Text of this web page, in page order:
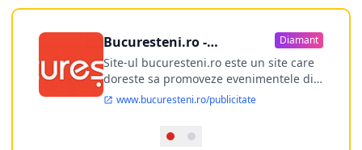
Bucuresteni.ro -
publicitate online
Diamant
Site-ul bucuresteni.ro este un site care
doreste sa promoveze evenimentele din
Bucuresti si nu numai, sa puna la
dispozitia utilizatorului cea mai
Bucuresti-ului, si in acelasi timp sa
www.bucuresteni.ro/publicitate